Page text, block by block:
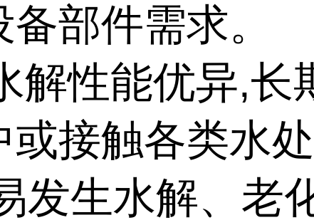
部件需求。
解性能优异,长
或接触各类水
发生水解、老